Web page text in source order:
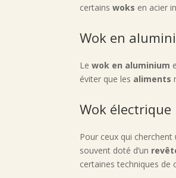
certainswoks en acier
Wok en
Lewok en aluminium
éviter que les aliments
Wok électrique
Pour ceux qui
souvent doté d’un
certaines techniques de